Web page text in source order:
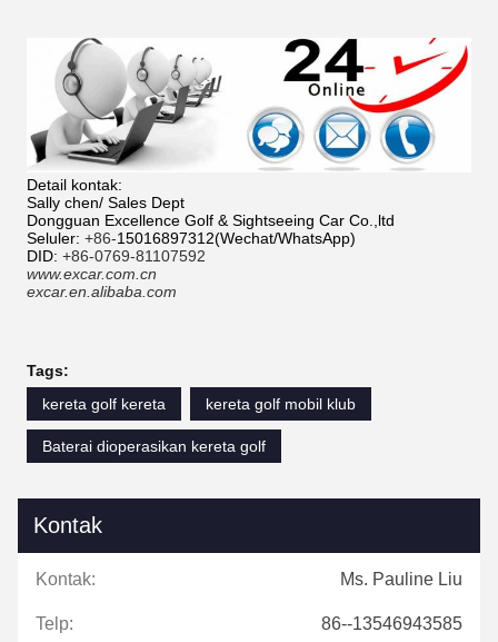
Detail kontak:
Sally chen/ Sales Dept
Dongguan Excellence Golf & Sightseeing Car Co.,ltd
Seluler: +86-15016897312(Wechat/WhatsApp)
DID: +86-0769-81107592
www.excar.com.cn
excar.en.alibaba.com
Tags:
kereta golf kereta
kereta golf mobil klub
Baterai dioperasikan kereta golf
Kontak
Kontak: Ms. Pauline Liu
Telp: 86--13546943585